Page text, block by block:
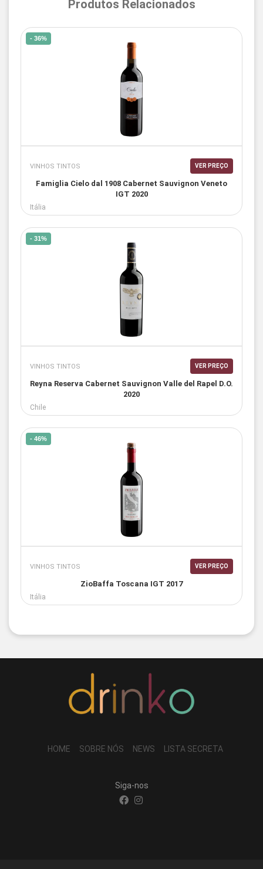
Produtos Relacionados
- 36%
VINHOS TINTOS VER PREÇO
Famiglia Cielo dal 1908 Cabernet Sauvignon Veneto
IGT 2020
Itália
- 31%
VINHOS TINTOS VER PREÇO
Reyna Reserva Cabernet Sauvignon Valle del Rapel D.O.
2020
Chile
- 46%
VINHOS TINTOS VER PREÇO
ZioBaffa Toscana IGT 2017
Itália
HOME SOBRE NÓS NEWS LISTA SECRETA
Siga-nos